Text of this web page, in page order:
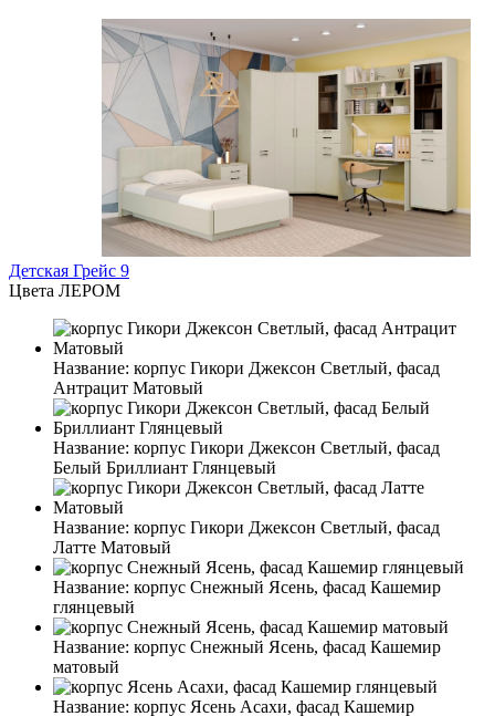
Детская Грейс 9
Цвета ЛЕРОМ
Название: корпус Гикори Джексон Светлый, фасад
Антрацит Матовый
Название: корпус Гикори Джексон Светлый, фасад
Белый Бриллиант Глянцевый
Название: корпус Гикори Джексон Светлый, фасад
Латте Матовый
Название: корпус Снежный Ясень, фасад Кашемир
глянцевый
Название: корпус Снежный Ясень, фасад Кашемир
матовый
Название: корпус Ясень Асахи, фасад Кашемир